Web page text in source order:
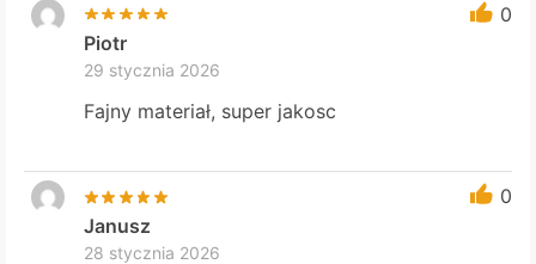
0
Piotr
29 stycznia 2026
Fajny materiał, super jakosc
0
Janusz
28 stycznia 2026